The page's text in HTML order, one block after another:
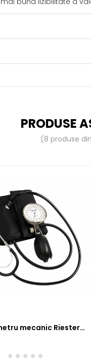
PRODUSE
(8 produse
mecanic Riester
RIE1442-142